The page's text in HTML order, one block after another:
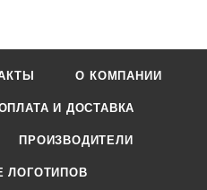
О КОМПАНИИ
И ДОСТАВКА
ПРОИЗВОДИТЕЛИ
ЛОГОТИПОВ